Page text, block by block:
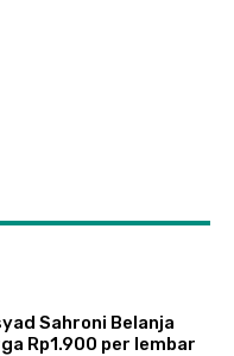
Sahroni Belanja
Rp1.900 per lembar